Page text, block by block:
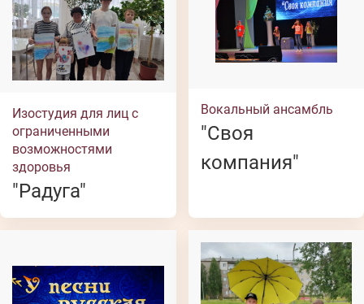
Изостудия для лиц с
ограниченными
возможностями
здоровья
"Радуга"
Вокальный ансамбль
"Своя
компания"